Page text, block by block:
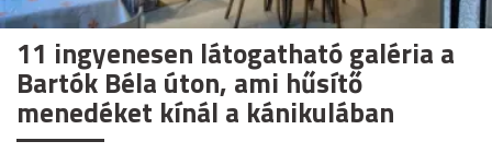
11 ingyenesen látogatható galéria a
Bartók Béla úton, ami hűsítő
menedéket kínál a kánikulában